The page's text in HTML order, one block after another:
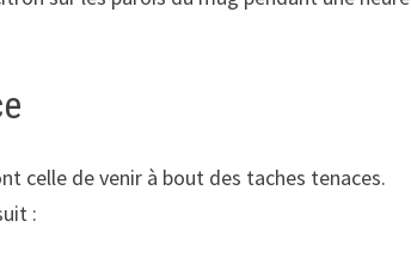
celle de venir à bout des taches tenaces.
: